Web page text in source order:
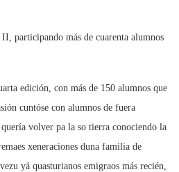
participando más de cuarenta alumnos
edición, con más de 150 alumnos que
cuntóse con alumnos de fuera
quería volver pa la so tierra conociendo la
xeneraciones duna familia de
yá quasturianos emigraos más recién,